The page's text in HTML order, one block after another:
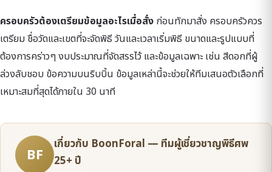
ครอบครัวต้องเตรียมข้อมูลอะไรเมื่อสั่ง ก่อนทักมาสั่ง ครอบครัวควร
เตรียม ชื่อวัดและเขตที่จะจัดพิธี วันและเวลาเริ่มพิธี ขนาดและรูปแบบที่
ต้องการคร่าวๆ งบประมาณที่จัดสรรไว้ และข้อมูลเฉพาะ เช่น สีดอกที่ผู้
ล่วงลับชอบ ข้อความบนริบบิ้น ข้อมูลเหล่านี้จะช่วยให้ทีมเสนอตัวเลือกที่
เหมาะสมที่สุดได้ภายใน 30 นาที
BF
เกี่ยวกับ BoonForal — ทีมผู้เชี่ยวชาญพิธีศพ
25+ ปี